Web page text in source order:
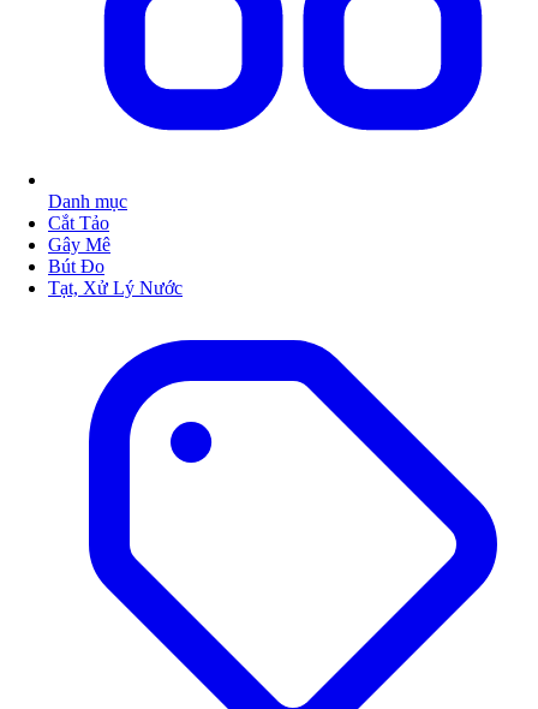
Danh mục
Cắt Tảo
Gây Mê
Bút Đo
Tạt, Xử Lý Nước